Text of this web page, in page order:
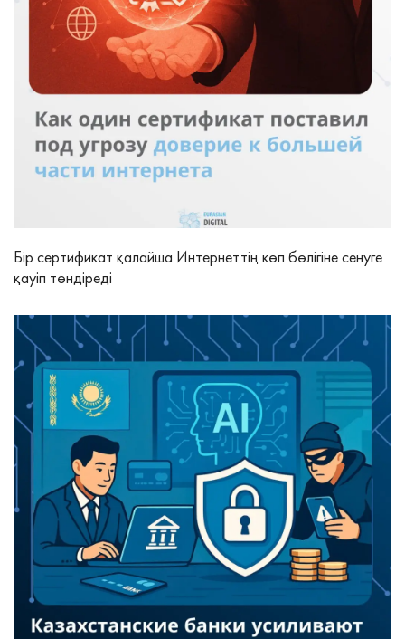
Бір сертификат қалайша Интернеттің көп бөлігіне сенуге
қауіп төндіреді